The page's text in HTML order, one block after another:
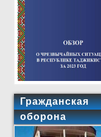
Гражданская
оборона